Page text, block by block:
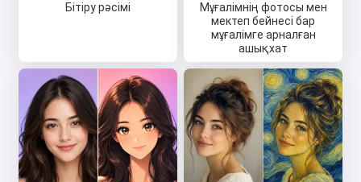
Бітіру рәсімі
Мұғалімнің фотосы мен
мектеп бейнесі бар
мұғалімге арналған
ашықхат